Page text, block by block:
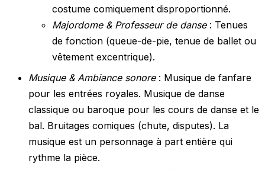
costume comiquement disproportionné.
Majordome & Professeur de danse: Tenues
de fonction (queue-de-pie, tenue de ballet ou
vêtement excentrique).
Musique & Ambiance sonore: Musique de fanfare
pour les entrées royales. Musique de danse
classique ou baroque pour les cours de danse et le
bal. Bruitages comiques (chute, disputes). La
musique est un personnage à part entière qui
rythme la pièce.